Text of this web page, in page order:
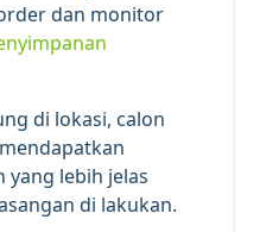
dan monitor
di lokasi, calon
lebih jelas
di lakukan.